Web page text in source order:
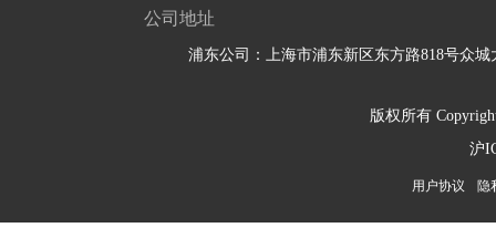
公司地址
浦东公司：上海市浦东新区东方路818号众城
版权所有
沪
用户协议 隐